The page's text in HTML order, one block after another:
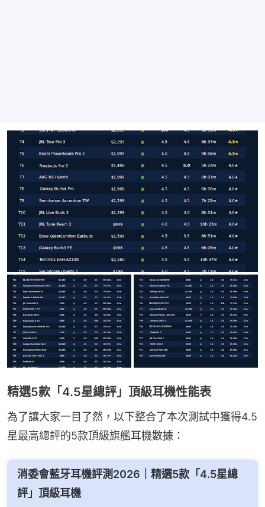
精選5款「4.5星總評」頂級耳機性能表
為了讓大家一目了然，以下整合了本次測試中獲得4.5
星最高總評的5款頂級旗艦耳機數據：
消委會藍牙耳機評測2026｜精選5款「4.5星總
評」頂級耳機